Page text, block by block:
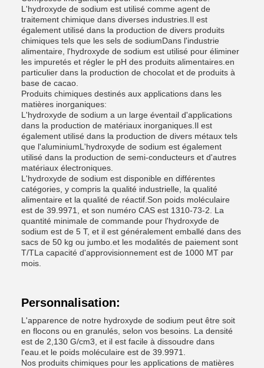
L'hydroxyde de sodium est utilisé comme agent de
traitement chimique dans diverses industries.Il est
également utilisé dans la production de divers produits
chimiques tels que les sels de sodiumDans l'industrie
alimentaire, l'hydroxyde de sodium est utilisé pour éliminer
les impuretés et régler le pH des produits alimentaires.en
particulier dans la production de chocolat et de produits à
base de cacao.
Produits chimiques destinés aux applications dans les
matières inorganiques:
L'hydroxyde de sodium a un large éventail d'applications
dans la production de matériaux inorganiques.Il est
également utilisé dans la production de divers métaux tels
que l'aluminiumL'hydroxyde de sodium est également
utilisé dans la production de semi-conducteurs et d'autres
matériaux électroniques.
L'hydroxyde de sodium est disponible en différentes
catégories, y compris la qualité industrielle, la qualité
alimentaire et la qualité de réactif.Son poids moléculaire
est de 39.9971, et son numéro CAS est 1310-73-2. La
quantité minimale de commande pour l'hydroxyde de
sodium est de 5 T, et il est généralement emballé dans des
sacs de 50 kg ou jumbo.et les modalités de paiement sont
T/TLa capacité d'approvisionnement est de 1000 MT par
mois.
Personnalisation:
L'apparence de notre hydroxyde de sodium peut être soit
en flocons ou en granulés, selon vos besoins. La densité
est de 2,130 G/cm3, et il est facile à dissoudre dans
l'eau.et le poids moléculaire est de 39.9971.
Nos produits chimiques pour les applications de matières